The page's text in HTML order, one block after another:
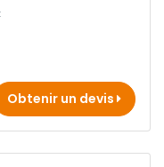
Obtenir un devis